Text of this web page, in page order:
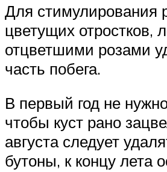
Для стимулирования
цветущих отростков,
отцветшими розами
часть побега.
В первый год не
чтобы куст рано
августа следует
бутоны, к концу лета